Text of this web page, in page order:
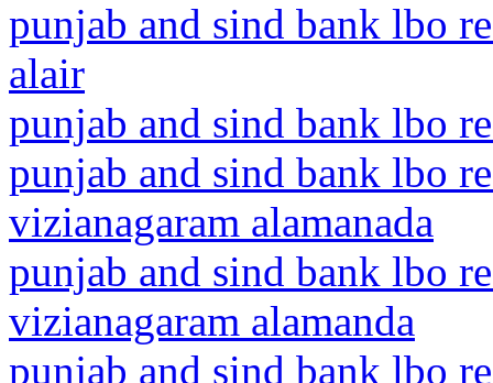
punjab and sind bank lbo
alair
punjab and sind bank lbo
punjab and sind bank lbo
vizianagaram alamanada
punjab and sind bank lbo
vizianagaram alamanda
punjab and sind bank lbo